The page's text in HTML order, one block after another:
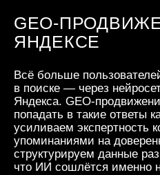
РЕГИОН:
НИША:
КОЛ-ВО
ДОПОЛНИТЕЛЬНЫЕ
GEO-
ЯНДЕКСЕ
Всё больше
в поиске — через
Яндекса. GEO-
попадать в такие ответы
усиливаем экспертность
упоминаниями на
структурируем данные
что ИИ сошлётся именно